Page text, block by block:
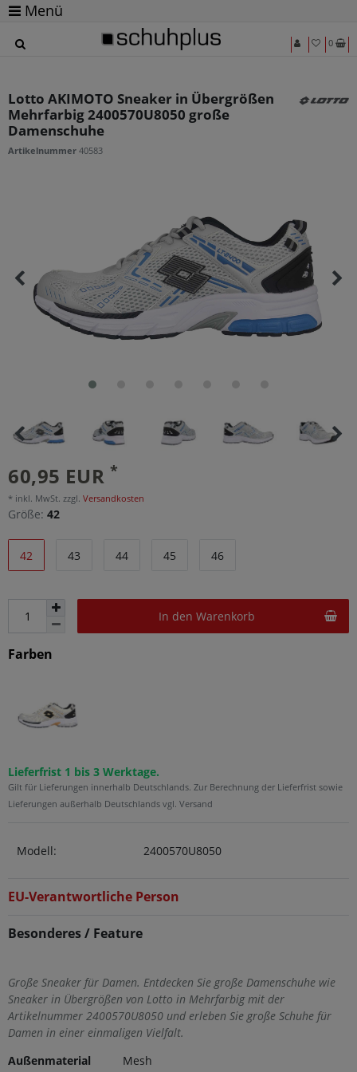
Menü
0
Lotto AKIMOTO Sneaker in Übergrößen
Mehrfarbig 2400570U8050 große
Damenschuhe
Artikelnummer 40583
60,95 EUR *
* inkl. MwSt. zzgl. Versandkosten
Größe: 42
42 43 44 45 46
In den Warenkorb
Farben
Lieferfrist 1 bis 3 Werktage.
Gilt für Lieferungen innerhalb Deutschlands. Zur Berechnung der Lieferfrist sowie
Lieferungen außerhalb Deutschlands vgl. Versand
Modell: 2400570U8050
EU-Verantwortliche Person
Besonderes / Feature
Große Sneaker für Damen. Entdecken Sie große Damenschuhe wie
Sneaker in Übergrößen von Lotto in Mehrfarbig mit der
Artikelnummer 2400570U8050 und erleben Sie große Schuhe für
Damen in einer einmaligen Vielfalt.
Außenmaterial
Mesh